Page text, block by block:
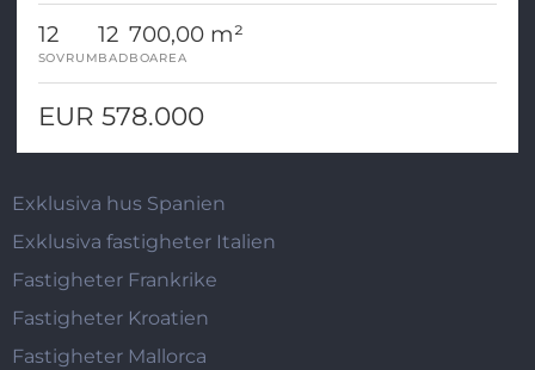
12
SOVRUM
12
BAD
700,00 m²
BOAREA
EUR 578.000
Exklusiva hus Spanien
Exklusiva fastigheter Italien
Fastigheter Frankrike
Fastigheter Kroatien
Fastigheter Mallorca